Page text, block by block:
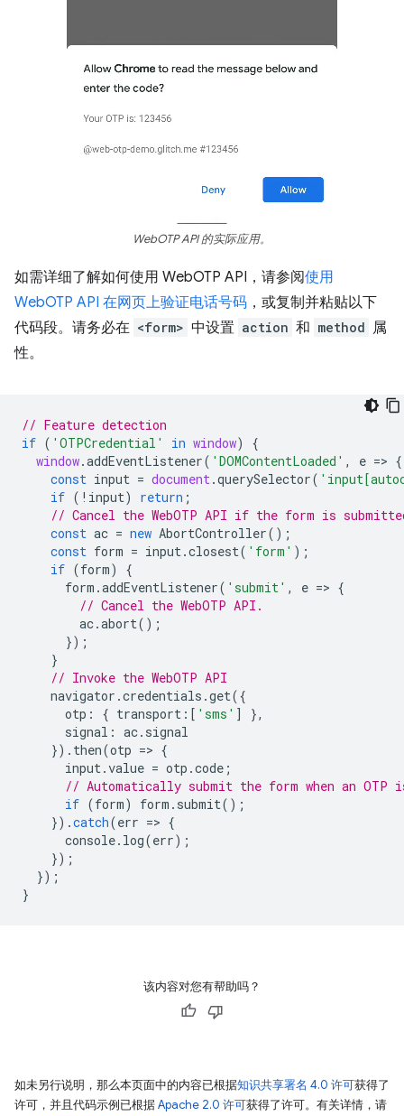
WebOTP API 的实际应用。
如需详细了解如何使用 WebOTP API，请参阅使用
WebOTP API 在网页上验证电话号码 ，或复制并粘贴以下
代码段。请务必在 <form> 中设置 action 和 method 属
性。
// Feature detection
if ( 'OTPCredential' in window)
{
window.addEventListener( 'DOMContentLoaded' , e => {
const input = document.querySelector(
if ( ! input) return ;
// Cancel the WebOTP API if the form is
const ac = new AbortController();
const form = input.closest( 'form' );
if (form)
{
form .addEventListener( 'submit' , e => {
// Cancel the WebOTP API.
ac.abort();
});
}
// Invoke the WebOTP API
navigator .credentials .get({
otp : { transport : [ 'sms' ]
},
signal : ac. signal
}). then(otp => {
input.value = otp .code ;
// Automatically submit the form when an OTP
if (form) form . submit();
}).catch(err => {
console. log(err);
});
});
}
该内容对您有帮助吗？
如未另行说明，那么本页面中的内容已根据知识共享署名 4.0 许可获得了
许可，并且代码示例已根据Apache 2.0 许可获得了许可。有关详情，请